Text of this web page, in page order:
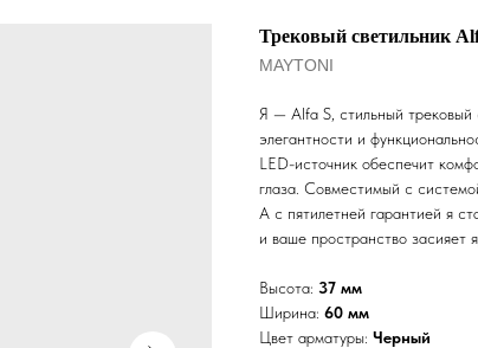
Трековый светильник
MAYTONI
Я — Alfa S, стильный трековый
элегантности и
LED-источник обеспечит
глаза. Совместимый с
А с пятилетней гарантией я
и ваше пространство засияет
Высота: 37 мм
Ширина: 60 мм
Цвет арматуры: Черный